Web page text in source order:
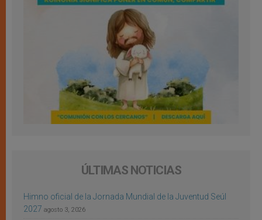
ÚLTIMAS NOTICIAS
Himno oficial de la Jornada Mundial de la Juventud Seúl
2027 agosto 3, 2026